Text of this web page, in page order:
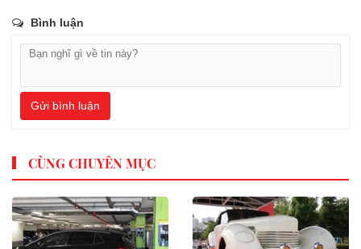
Bình luận
Gửi bình luận
CÙNG CHUYÊN MỤC